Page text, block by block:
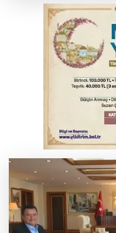
Bursa’da
YENİ
Çerçeve
MSB: